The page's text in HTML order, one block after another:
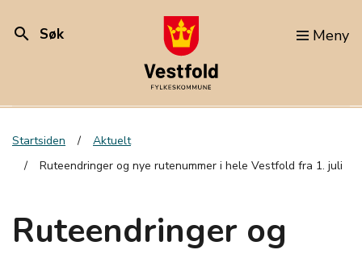
search Søk Meny
Startsiden
Aktuelt
Ruteendringer og nye rutenummer i hele Vestfold fra 1. juli
Ruteendringer og